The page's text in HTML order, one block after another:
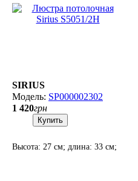
SIRIUS
SP000002302
1 420грн
Купить
Высота: 27 см; длина: 33 см;